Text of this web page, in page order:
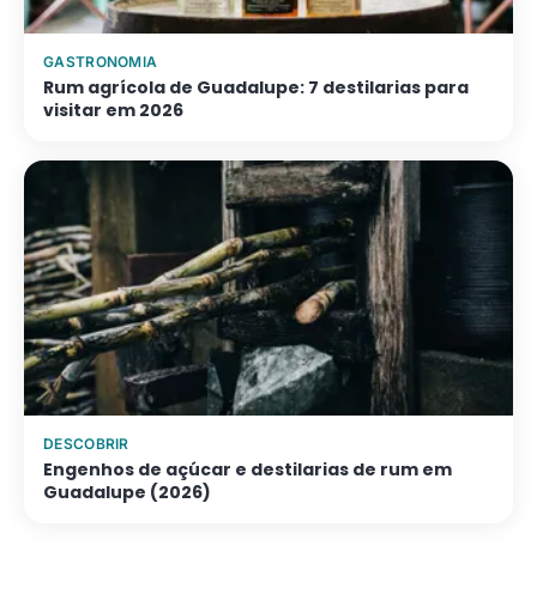
GASTRONOMIA
Rum agrícola de Guadalupe: 7 destilarias para
visitar em 2026
DESCOBRIR
Engenhos de açúcar e destilarias de rum em
Guadalupe (2026)